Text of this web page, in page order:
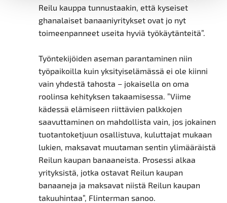
Reilu kauppa tunnustaakin, että kyseiset
ghanalaiset banaaniyritykset ovat jo nyt
toimeenpanneet useita hyviä työkäytänteitä”.
Työntekijöiden aseman parantaminen niin
työpaikoilla kuin yksityiselämässä ei ole kiinni
vain yhdestä tahosta – jokaisella on oma
roolinsa kehityksen takaamisessa. ”Viime
kädessä elämiseen riittävien palkkojen
saavuttaminen on mahdollista vain, jos jokainen
tuotantoketjuun osallistuva, kuluttajat mukaan
lukien, maksavat muutaman sentin ylimääräistä
Reilun kaupan banaaneista. Prosessi alkaa
yrityksistä, jotka ostavat Reilun kaupan
banaaneja ja maksavat niistä Reilun kaupan
takuuhintaa”, Flinterman sanoo.